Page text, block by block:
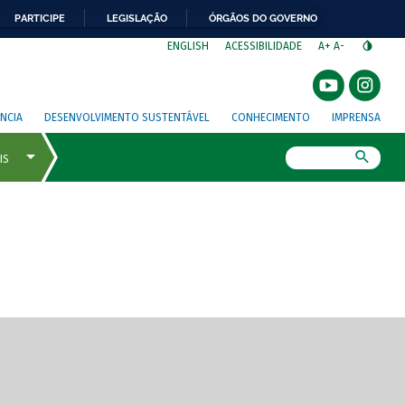
PARTICIPE LEGISLAÇÃO ÓRGÃOS DO GOVERNO
ENGLISH ACESSIBILIDADE A+ A-
DESENVOLVIMENTO SUSTENTÁVEL CONHECIMENTO IMPRENSA
de tela